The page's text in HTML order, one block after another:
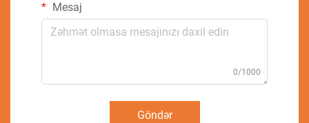
Mesaj
0/1000
Göndər